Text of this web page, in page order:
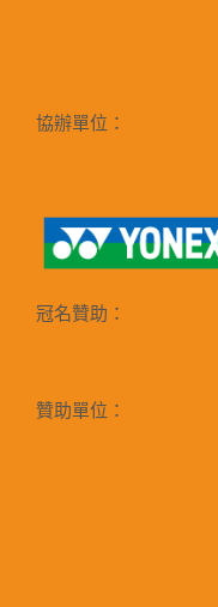
協辦單位：
冠名贊助：
贊助單位：